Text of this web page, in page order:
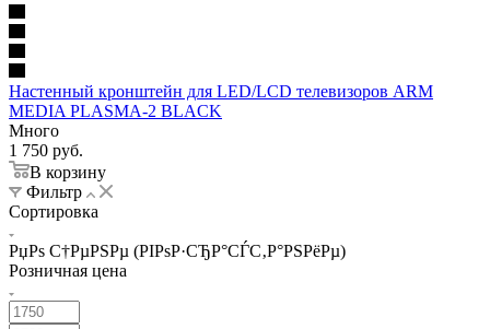
Настенный кронштейн для LED/LCD телевизоров ARM
MEDIA PLASMA-2 BLACK
Много
1 750 руб.
В корзину
Фильтр
Сортировка
РџРѕ С†РµРЅРµ (РІРѕР·СЂР°СЃС‚Р°РЅРёРµ)
Розничная цена